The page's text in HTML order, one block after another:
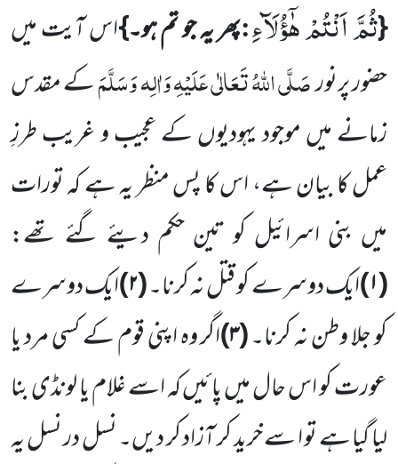
{ثُمَّ اَنْتُمْ هٰۤؤُلَآءِ:پھر یہ جو تم ہو۔}اس آیت میں
حضور پرنورصَلَّی اللہُ تَعَالٰی عَلَیْہِ وَاٰلِہ وَسَلَّمَکے مقدس
زمانے میں موجودیہودیوں کے عجیب و غریب طرزِ
عمل کا بیان ہے، اس کا پس منظر یہ ہے کہ تورات
میں بنی اسرائیل کو تین حکم دیئے گئے تھے:
(۱)ایک دوسرے کو قتل نہ کرنا۔(۲)ایک دوسرے
کو جلا وطن نہ کرنا۔(۳)اگر وہ اپنی قوم کے کسی مرد یا
عورت کو اس حال میں پائیں کہ اسے غلام یا لونڈی بنا
لیا گیا ہے تو ا سے خرید کر آزاد کر دیں۔ نسل در نسل یہ